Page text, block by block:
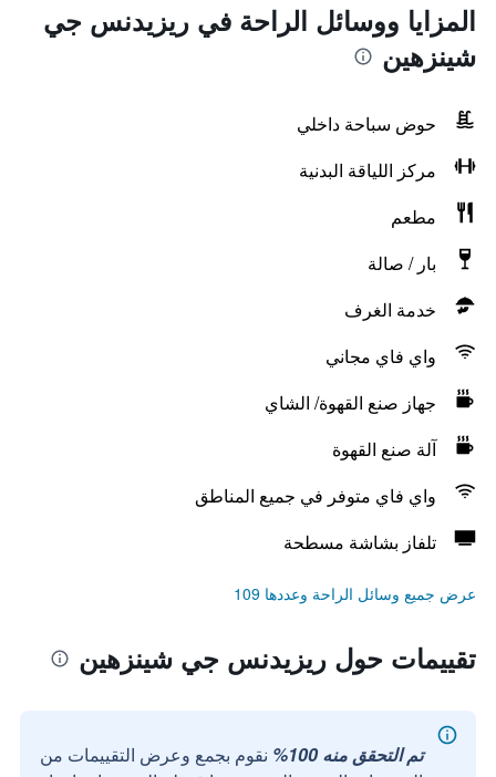
المزايا ووسائل الراحة في ريزيدنس جي
شينزهين
حوض سباحة داخلي
مركز اللياقة البدنية
مطعم
بار / صالة
خدمة الغرف
واي فاي مجاني
جهاز صنع القهوة/ الشاي
آلة صنع القهوة
واي فاي متوفر في جميع المناطق
تلفاز بشاشة مسطحة
عرض جميع وسائل الراحة وعددها 109
تقييمات حول ريزيدنس جي شينزهين
تم التحقق منه 100%
نقوم بجمع وعرض التقييمات من